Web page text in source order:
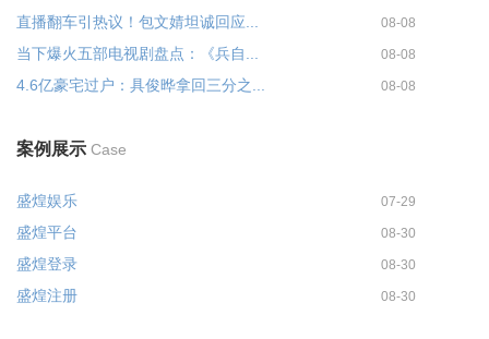
直播翻车引热议！包文婧坦诚回应... 08-08
当下爆火五部电视剧盘点：《兵自... 08-08
4.6亿豪宅过户：具俊晔拿回三分之... 08-08
案例展示 Case
盛煌娱乐 07-29
盛煌平台 08-30
盛煌登录 08-30
盛煌注册 08-30